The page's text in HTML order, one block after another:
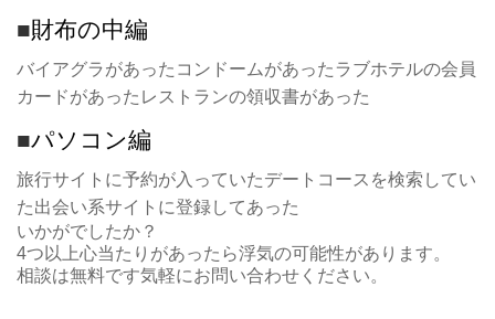
■財布の中編
バイアグラがあったコンドームがあったラブホテルの会員
カードがあったレストランの領収書があった
■パソコン編
旅行サイトに予約が入っていたデートコースを検索してい
た出会い系サイトに登録してあった
いかがでしたか？
4つ以上心当たりがあったら浮気の可能性があります。
相談は無料です気軽にお問い合わせください。